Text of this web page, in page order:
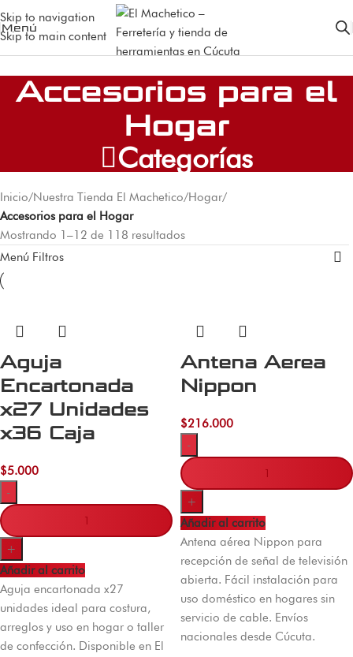
Skip to navigation
Skip to main content
Menú
Accesorios para el
Hogar
Categorías
Inicio/Nuestra Tienda El Machetico/Hogar/
Accesorios para el Hogar
Mostrando 1–12 de 118 resultados
Menú Filtros
Aguja
Encartonada
x27 Unidades
x36 Caja
$5.000
-
+
Añadir al carrito
Aguja encartonada x27
unidades ideal para costura,
arreglos y uso en hogar o taller
de confección. Disponible en El
Antena Aerea
Nippon
$216.000
-
+
Añadir al carrito
Antena aérea Nippon para
recepción de señal de televisión
abierta. Fácil instalación para
uso doméstico en hogares sin
servicio de cable. Envíos
nacionales desde Cúcuta.